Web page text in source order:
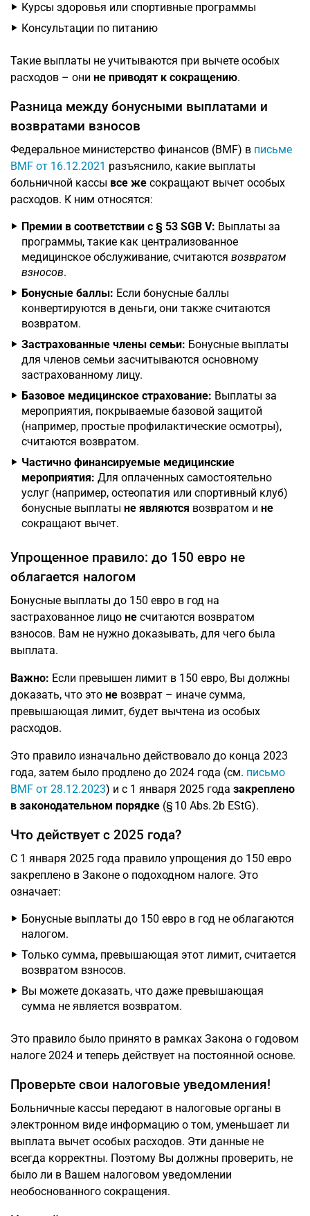
Курсы здоровья или спортивные программы
Консультации по питанию
Такие выплаты не учитываются при вычете особых
расходов – они не приводят к сокращению.
Разница между бонусными выплатами и
возвратами взносов
Федеральное министерство финансов (BMF) в письме
BMF от 16.12.2021 разъяснило, какие выплаты
больничной кассы все же сокращают вычет особых
расходов. К ним относятся:
Премии в соответствии с § 53 SGB V: Выплаты за
программы, такие как централизованное
медицинское обслуживание, считаются возвратом
взносов.
Бонусные баллы: Если бонусные баллы
конвертируются в деньги, они также считаются
возвратом.
Застрахованные члены семьи: Бонусные выплаты
для членов семьи засчитываются основному
застрахованному лицу.
Базовое медицинское страхование: Выплаты за
мероприятия, покрываемые базовой защитой
(например, простые профилактические осмотры),
считаются возвратом.
Частично финансируемые медицинские
мероприятия: Для оплаченных самостоятельно
услуг (например, остеопатия или спортивный клуб)
бонусные выплаты не являются возвратом и не
сокращают вычет.
Упрощенное правило: до 150 евро не
облагается налогом
Бонусные выплаты до 150 евро в год на
застрахованное лицо не считаются возвратом
взносов. Вам не нужно доказывать, для чего была
выплата.
Важно: Если превышен лимит в 150 евро, Вы должны
доказать, что это не возврат – иначе сумма,
превышающая лимит, будет вычтена из особых
расходов.
Это правило изначально действовало до конца 2023
года, затем было продлено до 2024 года (см. письмо
BMF от 28.12.2023) и с 1 января 2025 года закреплено
в законодательном порядке (§ 10 Abs. 2b EStG).
Что действует с 2025 года?
С 1 января 2025 года правило упрощения до 150 евро
закреплено в Законе о подоходном налоге. Это
означает:
Бонусные выплаты до 150 евро в год не облагаются
налогом.
Только сумма, превышающая этот лимит, считается
возвратом взносов.
Вы можете доказать, что даже превышающая
сумма не является возвратом.
Это правило было принято в рамках Закона о годовом
налоге 2024 и теперь действует на постоянной основе.
Проверьте свои налоговые уведомления!
Больничные кассы передают в налоговые органы в
электронном виде информацию о том, уменьшает ли
выплата вычет особых расходов. Эти данные не
всегда корректны. Поэтому Вы должны проверить, не
было ли в Вашем налоговом уведомлении
необоснованного сокращения.